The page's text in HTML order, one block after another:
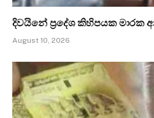
දිවයිනේ ප්‍රදේශ කිහිපයක මාරක
August 10, 2026